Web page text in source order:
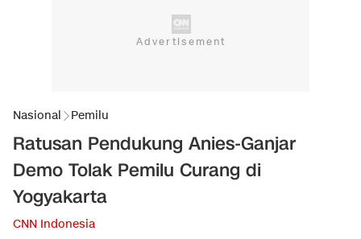
Nasional Pemilu
Ratusan Pendukung Anies-Ganjar
Demo Tolak Pemilu Curang di
Yogyakarta
CNN Indonesia